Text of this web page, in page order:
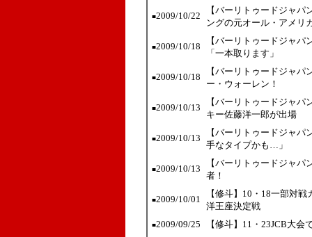
■2009/10/22
【バーリトゥードジャ
ングの元オール・アメリ
■2009/10/18
【バーリトゥードジャ
「一本取ります」
■2009/10/18
【バーリトゥードジャ
ー・ウォーレン！
■2009/10/13
【バーリトゥードジャ
キー佐藤洋一郎が出場
■2009/10/13
【バーリトゥードジャ
手なタイプかも…」
■2009/10/13
【バーリトゥードジャ
者！
■2009/10/01
【修斗】10・18一部対
洋王座決定戦
■2009/09/25 【修斗】11・23JCB大